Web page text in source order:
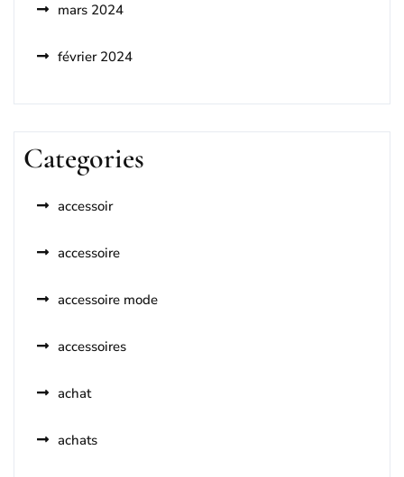
mars 2024
février 2024
Categories
accessoir
accessoire
accessoire mode
accessoires
achat
achats